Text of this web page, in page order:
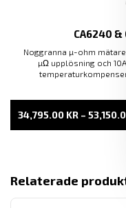
CA6240 &
Noggranna µ-ohm
µΩ upplösning och
34,795.00 KR –
Relaterade